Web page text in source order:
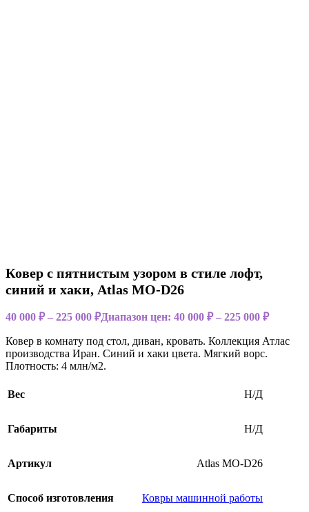
Ковер с пятнистым узором в стиле лофт,
синий и хаки, Atlas MO-D26
40 000 ₽ – 225 000 ₽Диапазон цен: 40 000 ₽ – 225 000 ₽
Ковер в комнату под стол, диван, кровать. Коллекция Атлас
производства Иран. Синий и хаки цвета. Мягкий ворс.
Плотность: 4 млн/м2.
Вес Н/Д
Габариты Н/Д
Артикул Atlas MO-D26
Способ изготовления Ковры машинной работы